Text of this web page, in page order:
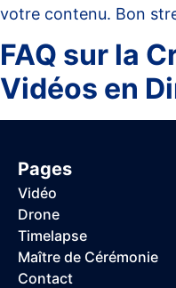
votre contenu. Bon
FAQ sur la
Vidéos en
Pages
Vidéo
Drone
Timelapse
Maître de Cérémonie
Contact